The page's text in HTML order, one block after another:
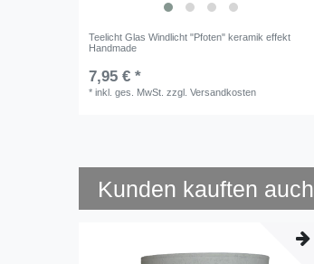
Teelicht Glas Windlicht "Pfoten" keramik effekt
Handmade
7,95 € *
*inkl. ges. MwSt. zzgl.Versandkosten
Kunden kauften auch